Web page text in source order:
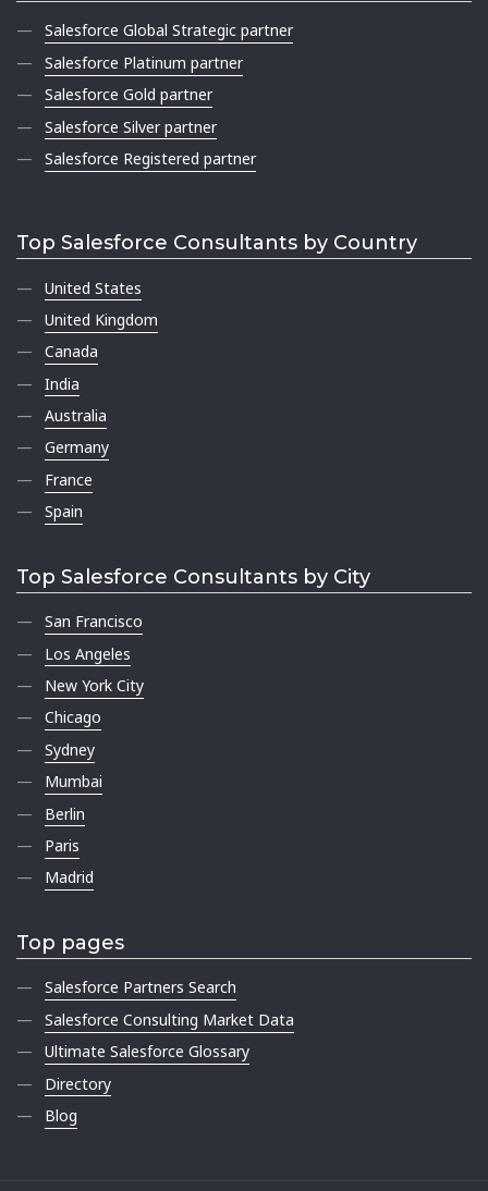
Salesforce Global Strategic partner
Salesforce Platinum partner
Salesforce Gold partner
Salesforce Silver partner
Salesforce Registered partner
Top Salesforce Consultants by Country
United States
United Kingdom
Canada
India
Australia
Germany
France
Spain
Top Salesforce Consultants by City
San Francisco
Los Angeles
New York City
Chicago
Sydney
Mumbai
Berlin
Paris
Madrid
Top pages
Salesforce Partners Search
Salesforce Consulting Market Data
Ultimate Salesforce Glossary
Directory
Blog